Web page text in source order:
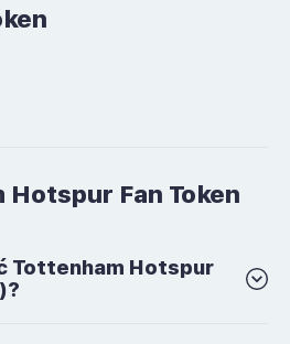
Hotspur Fan Token
Tottenham Hotspur